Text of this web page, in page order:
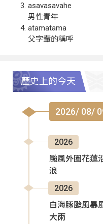
asavasavahe
男性青年
atamatama
父字輩的稱呼
歷史上的今天
2026/ 08/
2026
颱風外圍花蓮
浪
2026
白海豚颱風暴
大雨